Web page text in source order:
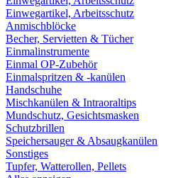
Einwegartikel, Arbeitsschutz
Anmischblöcke
Becher, Servietten & Tücher
Einmalinstrumente
Einmal OP-Zubehör
Einmalspritzen & -kanülen
Handschuhe
Mischkanülen & Intraoraltips
Mundschutz, Gesichtsmasken
Schutzbrillen
Speichersauger & Absaugkanülen
Sonstiges
Tupfer, Watterollen, Pellets